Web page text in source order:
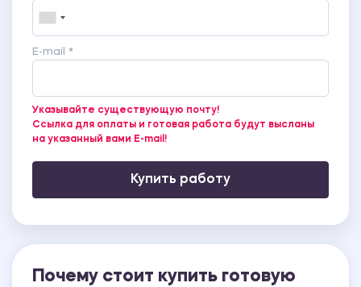
E-mail *
Указывайте существующую почту!
Ссылка для оплаты и готовая работа будут высланы
на указанный вами E-mail!
Купить работу
Почему стоит купить готовую